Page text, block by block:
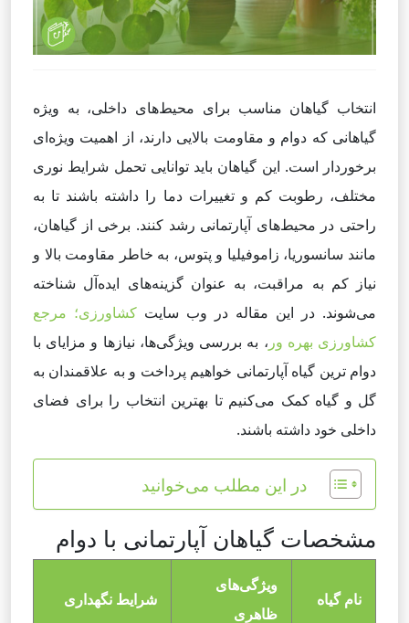
انتخاب گیاهان مناسب برای محیط‌های داخلی، به ویژه
گیاهانی که دوام و مقاومت بالایی دارند، از اهمیت ویژه‌ای
برخوردار است. این گیاهان باید توانایی تحمل شرایط نوری
مختلف، رطوبت کم و تغییرات دما را داشته باشند تا به
راحتی در محیط‌های آپارتمانی رشد کنند. برخی از گیاهان،
مانند سانسوریا، زاموفیلیا و پتوس، به خاطر مقاومت بالا و
نیاز کم به مراقبت، به عنوان گزینه‌های ایده‌آل شناخته
می‌شوند. در این مقاله در وب سایت کشاورزی؛ مرجع
کشاورزی بهره ور ، به بررسی ویژگی‌ها، نیازها و مزایای با
دوام ترین گیاه آپارتمانی خواهیم پرداخت و به علاقمندان به
گل و گیاه کمک می‌کنیم تا بهترین انتخاب را برای فضای
داخلی خود داشته باشند.
در این مطلب می‌خوانید
مشخصات گیاهان آپارتمانی با دوام
نام گیاه
ویژگی‌های
ظاهری
شرایط نگهداری